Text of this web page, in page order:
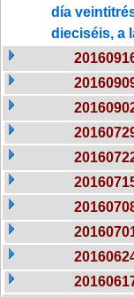
día
dieciséis, a